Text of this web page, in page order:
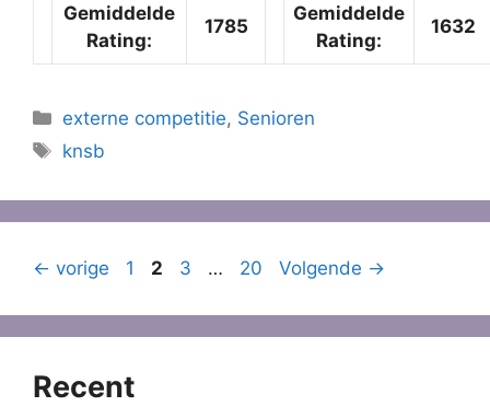
Gemiddelde
Rating:
1785
Gemiddelde
Rating:
1632
Categorieën
externe competitie, Senioren
Tags
knsb
← vorige Pagina
1 Pagina
2 Pagina
3 … Pagina
20 Volgende →
Recent